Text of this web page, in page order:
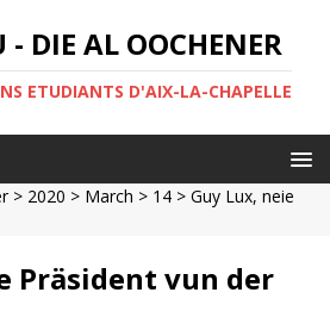
DIE AL OOCHENER
ETUDIANTS D'AIX-LA-CHAPELLE
> 2020 > March > 14 > Guy Lux, neie
Präsident vun der